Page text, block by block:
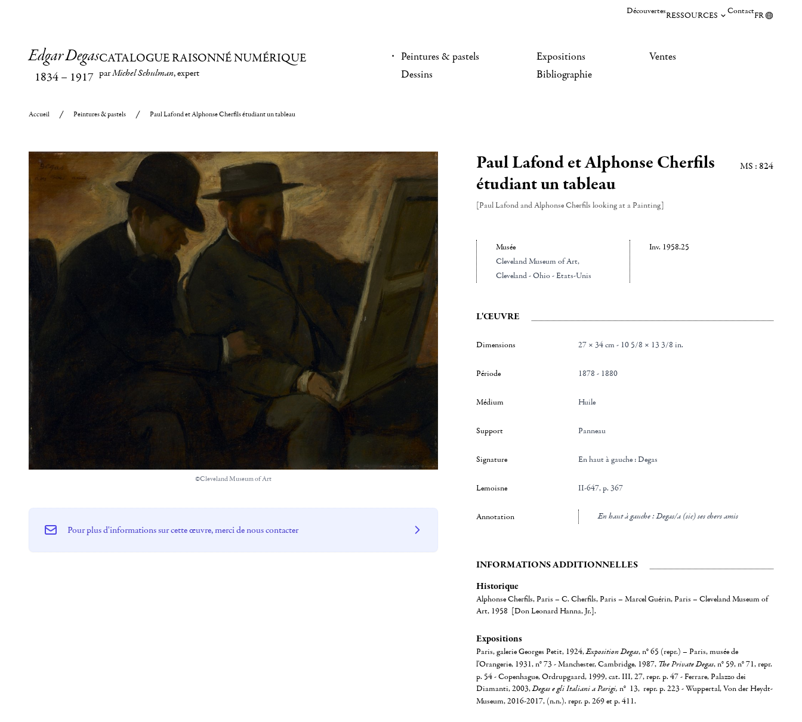
DécouvertesRESSOURCES ContactFR
Edgar Degas
1834– 1917
CATALOGUE RAISONNÉ NUMÉRIQUE
parMichel Schulman, expert
Peintures & pastels
Dessins
Expositions
Bibliographie
Ventes
Accueil Peintures & pastels Paul Lafond et Alphonse Cherfils étudiant un tableau
©Cleveland Museum of Art
Paul Lafond et Alphonse Cherfils
étudiant un tableau
[Paul Lafond and Alphonse Cherfils looking at a Painting]
MS : 824
Musée
Cleveland Museum of Art,
Cleveland - Ohio - Etats-Unis
Inv. 1958.25
L'ŒUVRE
Dimensions 27 × 34 cm - 10 5/8 × 13 3/8 in.
Période 1878 - 1880
Médium Huile
Support panneau
Signature en haut à gauche : Degas
Lemoisne II-647, p. 367
Annotation en haut à gauche : Degas/a (sic) ses chers amis
INFORMATIONS ADDITIONNELLES
Historique
Alphonse Cherfils, Paris – C. Cherfils, Paris – Marcel Guérin, Paris – Cleveland Museum of
Art, 1958 [Don Leonard Hanna, Jr.].
Expositions
Paris, galerie Georges Petit, 1924,Exposition Degas, n° 65 (repr.) – Paris, musée de
l'Orangerie, 1931, n° 73 - Manchester, Cambridge, 1987, The Private Degas, n° 59, n° 71, repr.
p. 54 - Copenhague, Ordrupgaard, 1999, cat. III, 27, repr. p. 47 - Ferrare, Palazzo dei
Diamanti, 2003,Degas e gli Italiani a Parigi, n° 13, repr. p. 223 - Wuppertal, Von der Heydt-
Museum, 2016-2017, (n.n.). repr. p. 269 et p. 411.
Pour plus d'informations sur cette œuvre, merci de nous contacter